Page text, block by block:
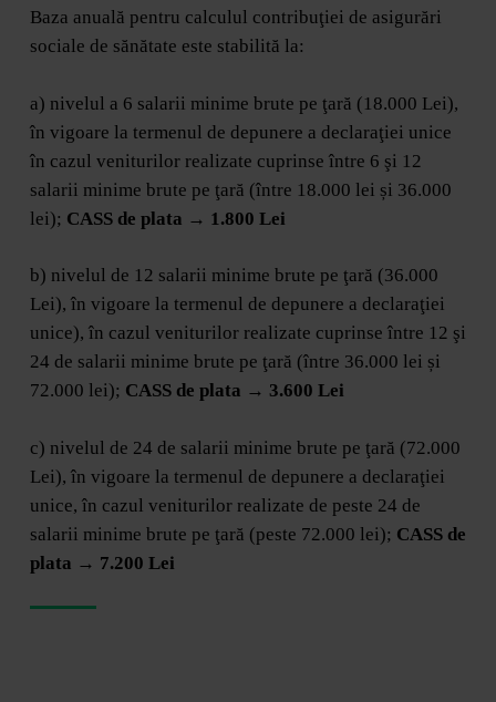
Baza anuală pentru calculul contribuţiei de asigurări
sociale de sănătate este stabilită la:
a) nivelul a 6 salarii minime brute pe ţară (18.000 Lei),
în vigoare la termenul de depunere a declaraţiei unice
în cazul veniturilor realizate cuprinse între 6 şi 12
salarii minime brute pe ţară (între 18.000 lei și 36.000
lei); CASS de plata → 1.800 Lei
b) nivelul de 12 salarii minime brute pe ţară (36.000
Lei), în vigoare la termenul de depunere a declaraţiei
unice), în cazul veniturilor realizate cuprinse între 12 şi
24 de salarii minime brute pe ţară (între 36.000 lei și
72.000 lei); CASS de plata → 3.600 Lei
c) nivelul de 24 de salarii minime brute pe ţară (72.000
Lei), în vigoare la termenul de depunere a declaraţiei
unice, în cazul veniturilor realizate de peste 24 de
salarii minime brute pe ţară (peste 72.000 lei); CASS de
plata → 7.200 Lei